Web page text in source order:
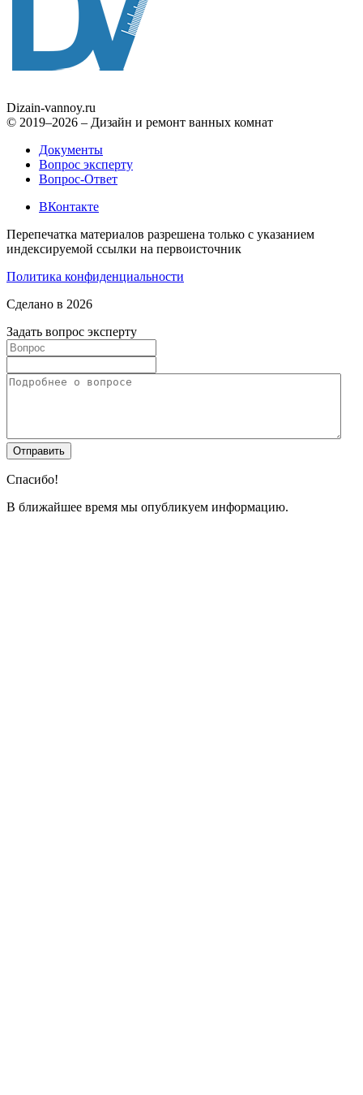
Dizain-vannoy.ru
© 2019–2026 – Дизайн и ремонт ванных комнат
Документы
Вопрос эксперту
Вопрос-Ответ
ВКонтакте
Перепечатка материалов разрешена только с указанием
индексируемой ссылки на первоисточник
Политика конфиденциальности
Сделано в 2026
Задать вопрос эксперту
Спасибо!
В ближайшее время мы опубликуем информацию.